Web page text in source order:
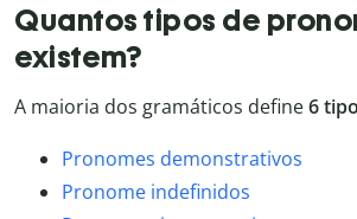
Quantos tipos de
existem?
A maioria dos gramáticos define6
Pronomes demonstrativos
Pronome indefinidos